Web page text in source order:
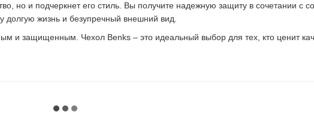
но и подчеркнет его стиль. Вы получите надежную защиту в сочетании с
жизнь и безупречный внешний вид.
и защищенным. Чехол Benks – это идеальный выбор для тех, кто ценит